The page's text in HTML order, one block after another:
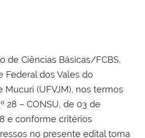
de Ciências Básicas/FCBS,
Federal dos Vales do
Mucuri (UFVJM), nos termos
28 – CONSU, de 03 de
e conforme critérios
no presente edital torna